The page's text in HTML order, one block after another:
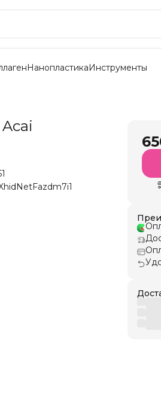
НанопластикаИнструменты